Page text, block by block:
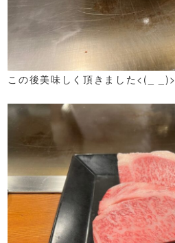
この後美味しく頂きました<(_ _)>